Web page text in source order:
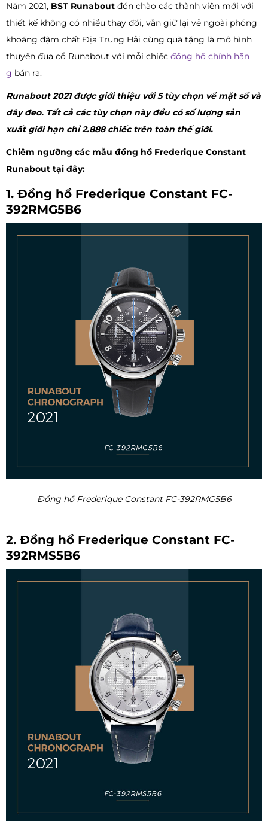
Năm 2021, BST Runabout đón chào các thành viên mới với
thiết kế không có nhiều thay đổi, vẫn giữ lại vẻ ngoài phóng
khoáng đậm chất Địa Trung Hải cùng quà tặng là mô hình
thuyền đua cổ Runabout với mỗi chiếc đồng hồ chính hãn
g bán ra.
Runabout 2021 được giới thiệu với 5 tùy chọn về mặt số và
dây đeo. Tất cả các tùy chọn này đều có số lượng sản
xuất giới hạn chỉ 2.888 chiếc trên toàn thế giới.
Chiêm ngưỡng các mẫu đồng hồ Frederique Constant
Runabout tại đây:
1. Đồng hồ Frederique Constant FC-
392RMG5B6
Đồng hồ Frederique Constant FC-392RMG5B6
2. Đồng hồ Frederique Constant FC-
392RMS5B6